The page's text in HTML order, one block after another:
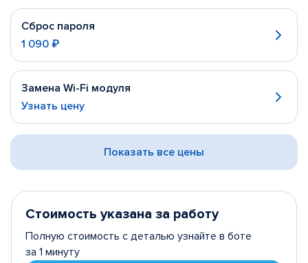
Сброс пароля
1 090 ₽
Замена Wi-Fi модуля
Узнать цену
Показать все цены
Стоимость указана за работу
Полную стоимость с деталью узнайте в боте
за 1 минуту